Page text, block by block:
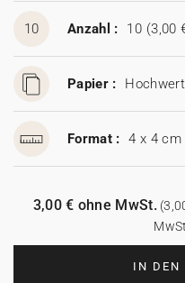
Aufkleber
10 Anzahl : 10 (3,00
Papier :
Format : 4 x 4 cm
IN DEN
3,00 € ohne MwSt.